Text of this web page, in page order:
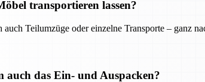
transportieren lassen?
Teilumzüge oder einzelne Transporte – ganz
auch das Ein- und Auspacken?